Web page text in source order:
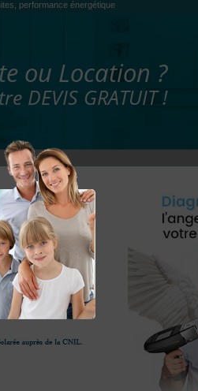
performance énergétique
ou Location ?
DEVIS GRATUIT !